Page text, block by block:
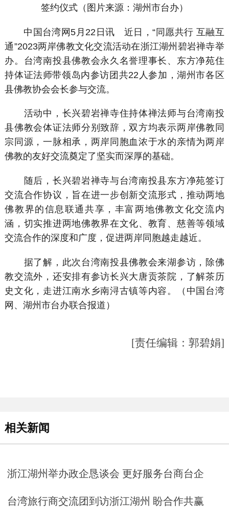
签约仪式（图片来源：湖州市台办）
中国台湾网5月22日讯 近日，“同愿共行 互融互
通”2023两岸佛教文化交流活动在浙江湖州碧岩禅寺举
办。台湾南投县佛教会永久名誉理事长、东方净苑住
持体证法师带领岛内参访团共22人参加，湖州市各区
县佛教协会会长参与交流。
活动中，长兴碧岩禅寺住持体禅法师与台湾南投
县佛教会体证法师分别致辞，双方均表示两岸佛教同
宗同源，一脉相承，两岸同胞血浓于水的亲情为两岸
佛教的友好交流奠定了坚实而深厚的基础。
随后，长兴碧岩禅寺与台湾南投县东方净苑签订
交流合作协议，旨在进一步创新交流形式，推动两地
佛教界的信息联通共享，丰富两地佛教文化交流内
涵，切实推进两地佛教界在文化、教育、慈善等领域
交流合作的深度和广度，促进两岸同胞越走越近。
据了解，此次台湾南投县佛教会来湖参访，除佛
教交流外，还安排有参访长兴大唐贡茶院，了解茶历
史文化，走进江南水乡南浔古镇等内容。（中国台湾
网、湖州市台办联合报道）
[责任编辑：郭碧娟]
相关新闻
浙江湖州举办政企恳谈会 更好服务台商台企
台湾旅行商交流团到访浙江湖州 盼合作共赢